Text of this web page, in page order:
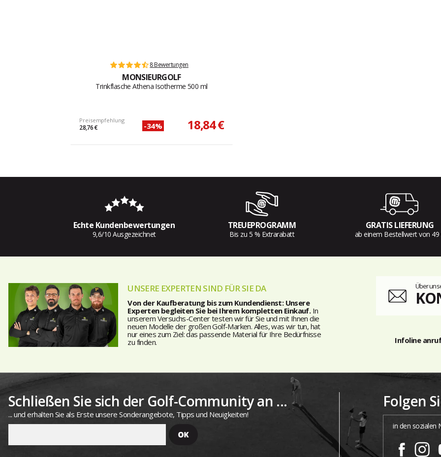
8 Bewertungen
MONSIEURGOLF
Trinkflasche Athena Isotherme 500 ml
Preisempfehlung
28,76 € -34% 18,84 €
Echte Kundenbewertungen
9,6/10 Ausgezeichnet
TREUEPROGRAMM
Bis zu 5 % Extrarabatt
GRATIS LIEFERUNG
ab einem Bestellwert von 49
UNSERE EXPERTEN SIND FÜR SIE DA
Von der Kaufberatung bis zum Kundendienst: Unsere
Experten begleiten Sie bei Ihrem kompletten Einkauf.In
unserem Versuchs-Center testen wir für Sie und mit Ihnen die
neuen Modelle der großen Golf-Marken. Alles, was wir tun, hat
nur eines zum Ziel: das passende Material für Ihre Bedürfnisse
zu finden.
Über
Infoline
Schließen Sie sich der Golf-Community an ...
... und erhalten Sie als Erste unsere Sonderangebote, Tipps und Neuigkeiten!
Folgen
in den sozialen